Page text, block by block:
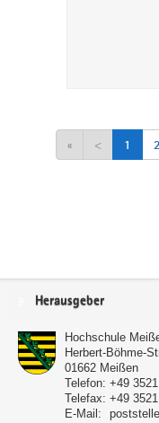
« < 1 2
Service
Herausgeber
Hochschule
Herbert-Böhme-
01662 Meißen
Telefon: +49
Telefax: +49
E-Mail: